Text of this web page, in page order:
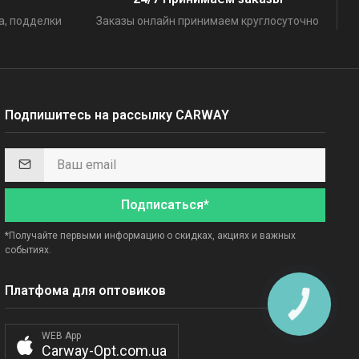
подделки Заказы онлайн принимаем круглосуточно
Подпишитесь на рассылку CARWAY
Подписаться*
*Получайте первыми информацию о скидках, акциях и важных
событиях.
Платфома для оптовиков
WEB App
Carway-Opt.com.ua